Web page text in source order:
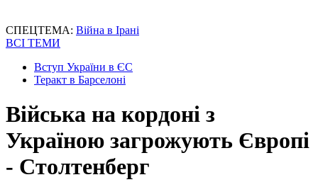
СПЕЦТЕМА: Війна в Ірані
ВСІ ТЕМИ
Вступ України в ЄС
Теракт в Барселоні
Війська на кордоні з
Україною загрожують Європі
- Столтенберг